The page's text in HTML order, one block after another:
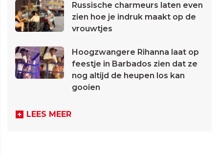
Russische charmeurs laten even
zien hoe je indruk maakt op de
vrouwtjes
Hoogzwangere Rihanna laat op
feestje in Barbados zien dat ze
nog altijd de heupen los kan
gooien
LEES MEER